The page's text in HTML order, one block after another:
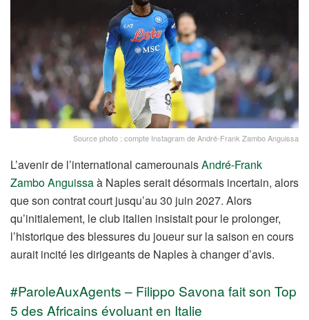
Source photo : compte Instagram de André-Frank Zambo Anguissa
L’avenir de l’international camerounaisAndré-Frank
Zambo Anguissaà Naples serait désormais incertain, alors
que son contrat court jusqu’au 30 juin 2027. Alors
qu’initialement, le club italien insistait pour le prolonger,
l’historique des blessures du joueur sur la saison en cours
aurait incité les dirigeants de Naples à changer d’avis.
#ParoleAuxAgents – Filippo Savona fait son Top
5 des Africains évoluant en Italie